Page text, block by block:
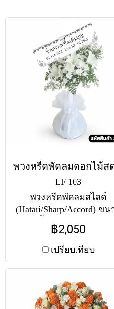
LF 103
พวงหรีดพัดลมสไลด์
(Hatari/Sharp/Accord) ขน
16-18 นิ้ว จัดดอกไม้สดโท
ขาวบริสุทธิ์ โดดเด่นด้วยด
ลิลลี่และเบญจมาศและมัม
ขาว แซมใบเฟิร์นสีเขียว
พัดลมตกแต่งประณีตด้วย
โปร่งสีขาวผูกโบว์ ให้ความ
รู้สึกสงบ เรียบหรู และแสด
฿2,050
เปรียบเทียบ